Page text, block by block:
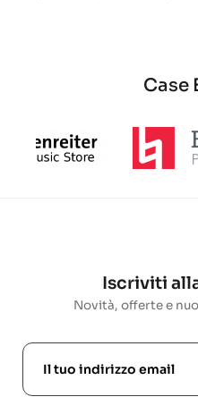
Case
Iscriviti
Novità, offerte e